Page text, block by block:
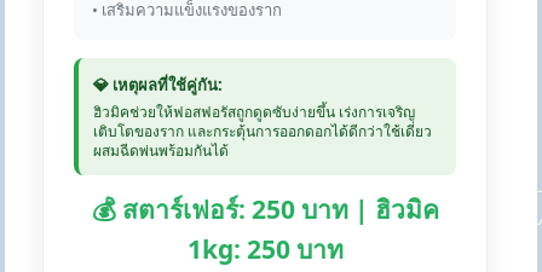
• เสริมความแข็งแรงของราก
💎 เหตุผลที่ใช้คู่กัน:
ฮิวมิคช่วยให้ฟอสฟอรัสถูกดูดซับง่ายขึ้น เร่งการเจริญ
เติบโตของราก และกระตุ้นการออกดอกได้ดีกว่าใช้เดี่ยว
ผสมฉีดพ่นพร้อมกันได้
💰 สตาร์เฟอร์: 250 บาท | ฮิวมิค
1kg: 250 บาท